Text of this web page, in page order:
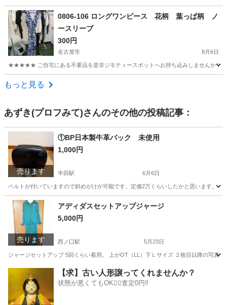
愛知 名古屋市 クリーム色
0806-106 ロングワンピース 花柄 葉っぱ柄 ノ
ースリーブ
300円
名古屋市 8月6日
★★★★★ ご自宅にある不要品を是非ジモティースポットへお持ち込みしませんか？
愛知 名古屋市
もっと見る
あずき(プロフみて)さんのその他の投稿記事：
売ります
①BP日本製牛革バック 未使用
1,000円
半田駅 6月6日
ベルトが付いていますので斜めがけが可能です。定価2万くらいしたかと思います。
愛知 半田市 半田駅 バッグ
売ります
アディダスセットアップジャージ
5,000円
西ノ口駅 5月23日
ジャージセットアップ 5回くらい着用。 上がOT（LL）下Ｌサイズ ２枚目以降の写真
西ノ口駅 スポーツウェア
【求】古い人形譲ってくれませんか？
状態が悪くてもOK🙆‍♀️査定0円‼️